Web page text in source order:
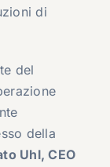
di
del
della
Uhl, CEO